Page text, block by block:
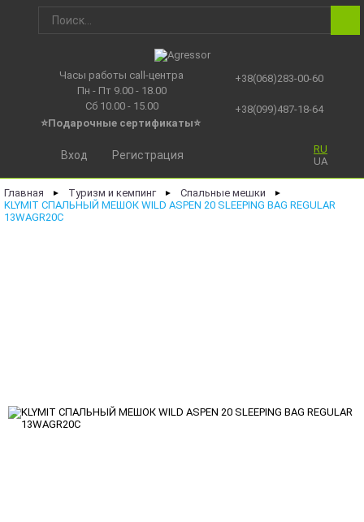
Часы работы call-центра
Пн - Пт 9.00 - 18.00
Сб 10.00 - 15.00
⭐Подарочные сертификаты⭐
+38(068)283-00-60
+38(099)487-18-64
RU
UA
Вход Регистрация
Главная ► Туризм и кемпинг ► Спальные мешки ►
KLYMIT СПАЛЬНЫЙ МЕШОК WILD ASPEN 20 SLEEPING BAG REGULAR
13WAGR20C